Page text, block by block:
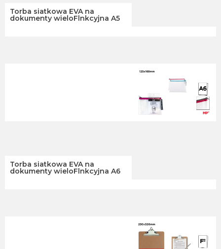
Torba siatkowa EVA na
dokumenty wieloFlnkcyjna A5
Torba siatkowa EVA na
dokumenty wieloFlnkcyjna A6